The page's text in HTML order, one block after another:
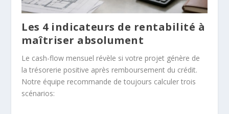
Les 4 indicateurs de rentabilité à
maîtriser absolument
Le cash-flow mensuel révèle si votre projet génère de
la trésorerie positive après remboursement du crédit.
Notre équipe recommande de toujours calculer trois
scénarios: